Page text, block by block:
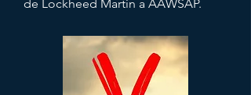
de Lockheed Martin a AAWSAP.